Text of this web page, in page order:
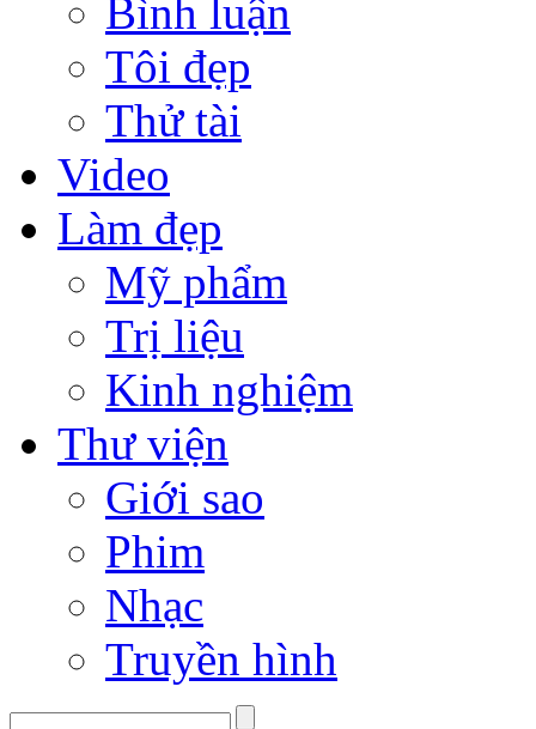
Bình luận
Tôi đẹp
Thử tài
Video
Làm đẹp
Mỹ phẩm
Trị liệu
Kinh nghiệm
Thư viện
Giới sao
Phim
Nhạc
Truyền hình